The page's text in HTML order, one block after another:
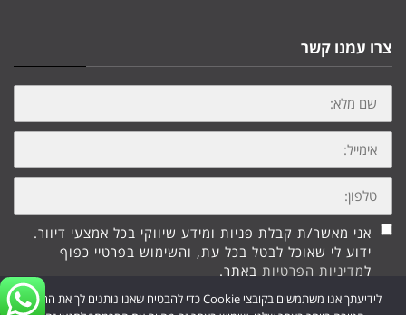
צרו עמנו קשר
שם
מלא:
אימייל:
טלפון:
אני מאשר/ת קבלת פניות ומידע שיווקי בכל אמצעי דיוור.
ידוע לי שאוכל לבטל בכל עת, והשימוש בפרטיי כפוף
למדיניות הפרטיות באתר.
שליחה
לידיעתך אנו משתמשים בקובצי Cookie כדי להבטיח שאנו נותנים לך את החוויה